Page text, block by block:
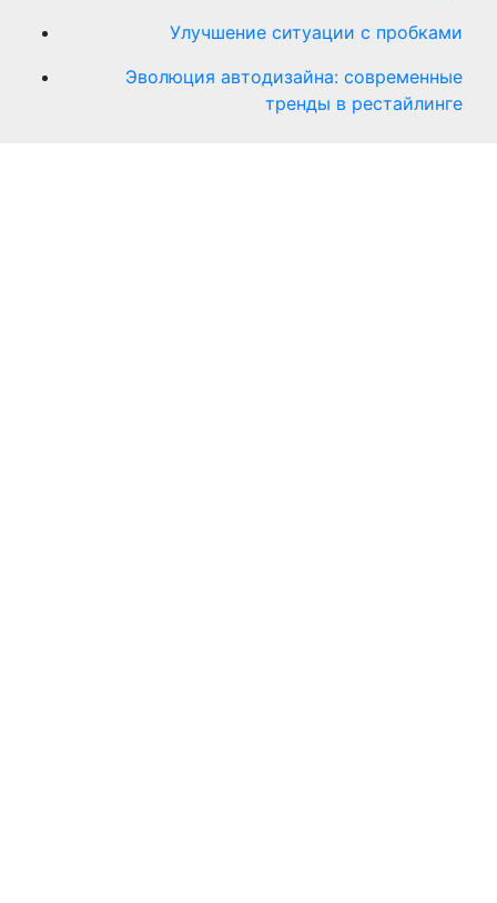
Улучшение ситуации с пробками
Эволюция автодизайна: современные
тренды в рестайлинге